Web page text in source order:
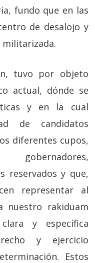
fundo que en las
de desalojo y
tuvo por objeto
actual, dónde se
y en la cual
de candidatos
diferentes cupos,
reservados y que,
representar al
nuestro rakiduam
y específica
y ejercicio
Estos